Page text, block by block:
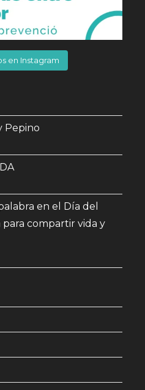
en Instagram
Pepino
en el Día del
compartir vida y